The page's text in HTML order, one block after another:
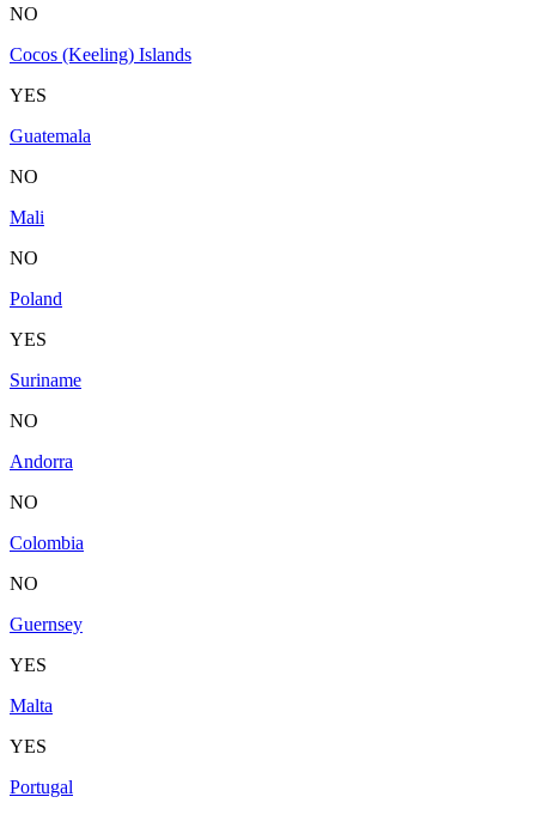
NO
Cocos (Keeling) Islands
YES
Guatemala
NO
Mali
NO
Poland
YES
Suriname
NO
Andorra
NO
Colombia
NO
Guernsey
YES
Malta
YES
Portugal